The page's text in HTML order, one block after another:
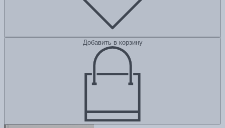
Добавить в корзину